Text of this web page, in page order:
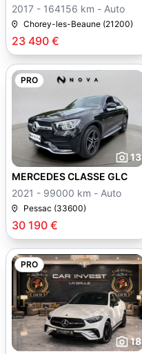
23 490 €
2017 - 164156 km - Auto
Chorey-les-Beaune (21200)
PRO
13
30 190 €
MERCEDES CLASSE GLC
2021 - 99000 km - Auto
Pessac (33600)
PRO
18